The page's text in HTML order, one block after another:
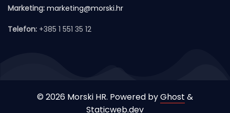
Marketing: marketing@morski.hr
Telefon: +385 1 551 35 12
© 2026 Morski HR. Powered byGhost &
Staticweb.dev